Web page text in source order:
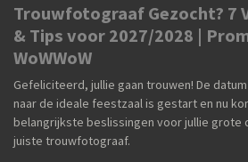
Trouwfotograaf Gezocht? 7
& Tips voor 2027/2028 |
WoWWoW
Gefeliciteerd, jullie gaan trouwen! De
naar de ideale feestzaal is gestart en nu
belangrijkste beslissingen voor jullie grote
juiste trouwfotograaf.